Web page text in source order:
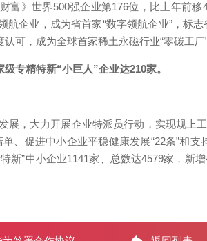
》世界500强企业第176位，比上年前
企业，成为省首家“数字领航企业”，标
可，成为全球首家稀土永磁行业“零碳工厂
精特新“小巨人”企业达210家。
大力开展企业特派员行动，实现规上
、促进中小企业平稳健康发展“22条”和
”中小企业1141家、总数达4579家，新